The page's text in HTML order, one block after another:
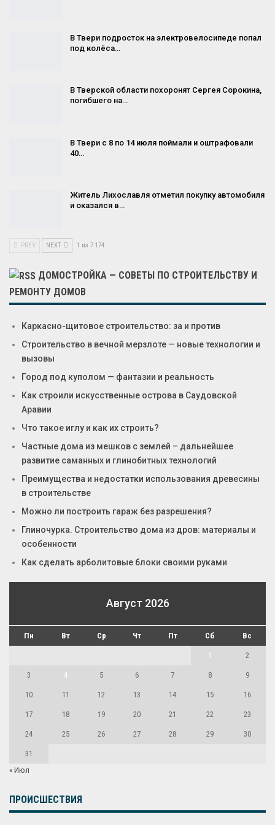
В Твери подросток на электровелосипеде попал
под колёса…
В Тверской области похоронят Сергея Сорокина,
погибшего на…
В Твери с 8 по 14 июля поймали и оштрафовали
40…
Житель Лихославля отметил покупку автомобиля
и оказался в…
PREV NEXT 1 из 7 174
ДОМОСТРОЙКА — СОВЕТЫ ПО СТРОИТЕЛЬСТВУ И
РЕМОНТУ ДОМОВ
Каркасно-щитовое строительство: за и против
Строительство в вечной мерзлоте — новые технологии и
вызовы
Город под куполом — фантазии и реальность
Как строили искусственные острова в Саудовской
Аравии
Что такое иглу и как их строить?
Частные дома из мешков с землей – дальнейшее
развитие саманных и глинобитных технологий
Преимущества и недостатки использования древесины
в строительстве
Можно ли построить гараж без разрешения?
Глиночурка. Строительство дома из дров: материалы и
особенности
Как сделать арболитовые блоки своими руками
Август 2026
Пн Вт Ср Чт Пт Сб Вс
1 2
3 4 5 6 7 8 9
10 11 12 13 14 15 16
17 18 19 20 21 22 23
24 25 26 27 28 29 30
31
« Июл
ПРОИСШЕСТВИЯ